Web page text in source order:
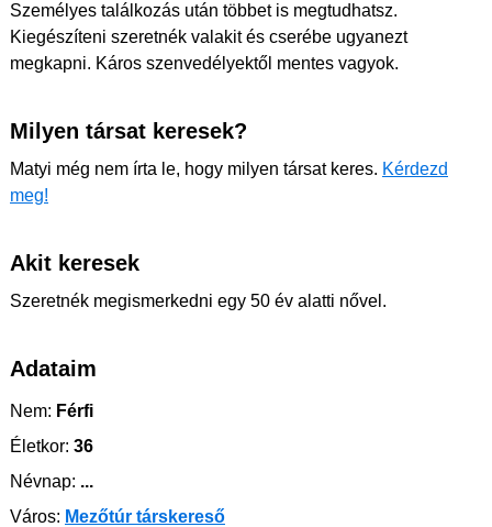
Személyes találkozás után többet is megtudhatsz.
Kiegészíteni szeretnék valakit és cserébe ugyanezt
megkapni. Káros szenvedélyektől mentes vagyok.
Milyen társat keresek?
Matyi még nem írta le, hogy milyen társat keres. Kérdezd
meg!
Akit keresek
Szeretnék megismerkedni egy 50 év alatti nővel.
Adataim
Nem: Férfi
Életkor: 36
Névnap: ...
Város: Mezőtúr társkereső